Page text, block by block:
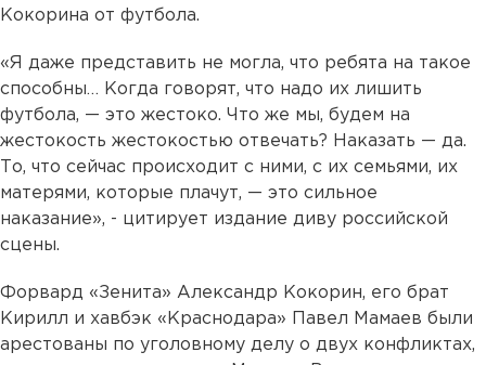
Кокорина от футбола.
«Я даже представить не могла, что ребята на такое
способны… Когда говорят, что надо их лишить
футбола, — это жестоко. Что же мы, будем на
жестокость жестокостью отвечать? Наказать — да.
То, что сейчас происходит с ними, с их семьями, их
матерями, которые плачут, — это сильное
наказание», - цитирует издание диву российской
сцены.
Форвард «Зенита» Александр Кокорин, его брат
Кирилл и хавбэк «Краснодара» Павел Мамаев были
арестованы по уголовному делу о двух конфликтах,